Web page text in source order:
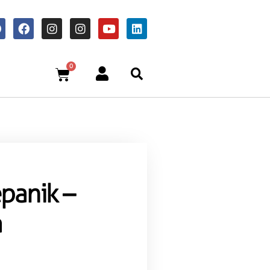
0
–